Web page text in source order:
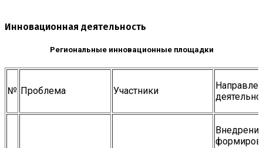
Инновационная деятельность
Региональные инновационные площадки
№ Проблема Участники